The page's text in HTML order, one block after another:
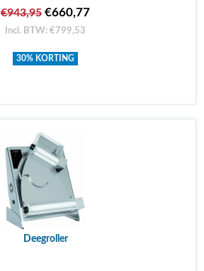
€943,95 €660,77
Incl. BTW: €799,53
30% KORTING
Deegroller